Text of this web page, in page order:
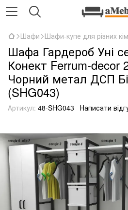
Шафи Шафи-купе для різних
Шафа Гардероб Уні
Конект Ferrum-decor
Чорний метал ДСП
(SHG043)
Артикул: 48-SHG043 Написати